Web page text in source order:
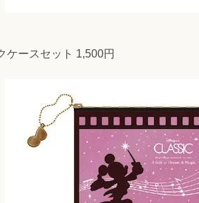
ケースセット 1,500円